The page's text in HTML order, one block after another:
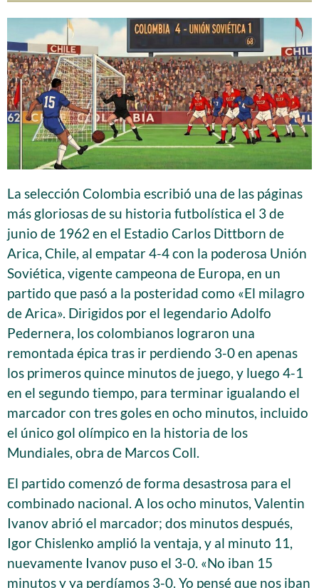
La selección Colombia escribió una de las páginas
más gloriosas de su historia futbolística el 3 de
junio de 1962 en el Estadio Carlos Dittborn de
Arica, Chile, al empatar 4-4 con la poderosa Unión
Soviética, vigente campeona de Europa, en un
partido que pasó a la posteridad como «El milagro
de Arica». Dirigidos por el legendario Adolfo
Pedernera, los colombianos lograron una
remontada épica tras ir perdiendo 3-0 en apenas
los primeros quince minutos de juego, y luego 4-1
en el segundo tiempo, para terminar igualando el
marcador con tres goles en ocho minutos, incluido
el único gol olímpico en la historia de los
Mundiales, obra de Marcos Coll.
El partido comenzó de forma desastrosa para el
combinado nacional. A los ocho minutos, Valentin
Ivanov abrió el marcador; dos minutos después,
Igor Chislenko amplió la ventaja, y al minuto 11,
nuevamente Ivanov puso el 3-0. «No iban 15
minutos y ya perdíamos 3-0. Yo pensé que nos iban